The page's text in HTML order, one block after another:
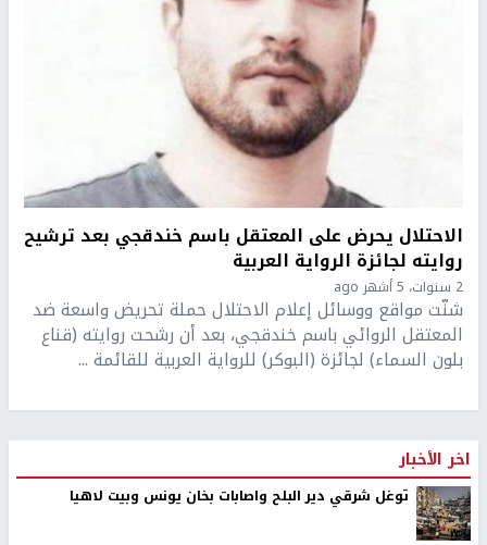
الاحتلال يحرض على المعتقل باسم خندقجي بعد ترشيح
روايته لجائزة الرواية العربية
2 سنوات، 5 أشهر ago
شنّت مواقع ووسائل إعلام الاحتلال حملة تحريض واسعة ضد
المعتقل الروائي باسم خندقجي، بعد أن رشحت روايته (قناع
بلون السماء) لجائزة (البوكر) للرواية العربية للقائمة ...
اخر الأخبار
توغل شرقي دير البلح واصابات بخان يونس وبيت لاهيا